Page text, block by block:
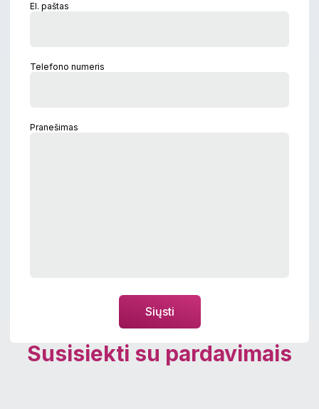
El. paštas
Telefono numeris
Pranešimas
Siųsti
Susisiekti su pardavimais